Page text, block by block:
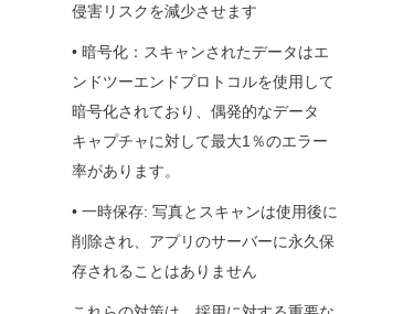
侵害リスクを減少させます
• 暗号化：スキャンされたデータはエ
ンドツーエンドプロトコルを使用して
暗号化されており、偶発的なデータ
キャプチャに対して最大1％のエラー
率があります。
• 一時保存: 写真とスキャンは使用後に
削除され、アプリのサーバーに永久保
存されることはありません